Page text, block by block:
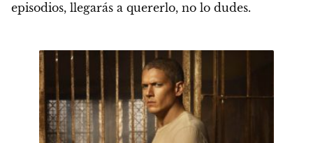
episodios, llegarás a quererlo, no lo dudes.